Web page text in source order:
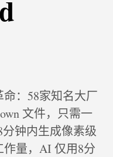
：58家知名大厂
文件，只需一
钟内生成像素级
量，AI 仅用8分